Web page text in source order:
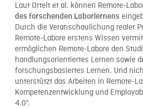
Laut Ortelt et al. können Remote-
des forschenden Laborlernens
Durch die Veranschaulichung realer
Remote-Labore erstens Wissen
ermöglichen Remote-Labore den
handlungsorientiertes Lernen sowie
forschungsbasiertes Lernen. Und
unterstützt das Arbeiten in Remote-
Kompetenzentwicklung und
4.0“.